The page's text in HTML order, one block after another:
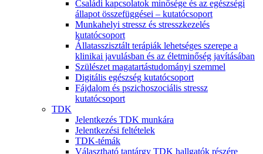
Családi kapcsolatok minősége és az egészségi
állapot összefüggései – kutatócsoport
Munkahelyi stressz és stresszkezelés
kutatócsoport
Állatasszisztált terápiák lehetséges szerepe a
klinikai javulásban és az életminőség javításában
Szülészet magatartástudományi szemmel
Digitális egészség kutatócsoport
Fájdalom és pszichoszociális stressz
kutatócsoport
TDK
Jelentkezés TDK munkára
Jelentkezési feltételek
TDK-témák
Választható tantárgy TDK hallgatók részére